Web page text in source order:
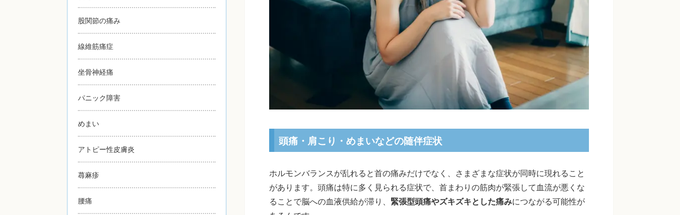
頭痛・肩こり・めまいなどの随伴症状
ホルモンバランスが乱れると首の痛みだけでなく、さまざまな症状が同時に現れること
があります。頭痛は特に多く見られる症状で、首まわりの筋肉が緊張して血流が悪くな
ることで脳への血液供給が滞り、 緊張型頭痛やズキズキとした痛みにつながる可能性が
股関節の痛み
線維筋痛症
坐骨神経痛
パニック障害
めまい
アトピー性皮膚炎
蕁麻疹
腰痛